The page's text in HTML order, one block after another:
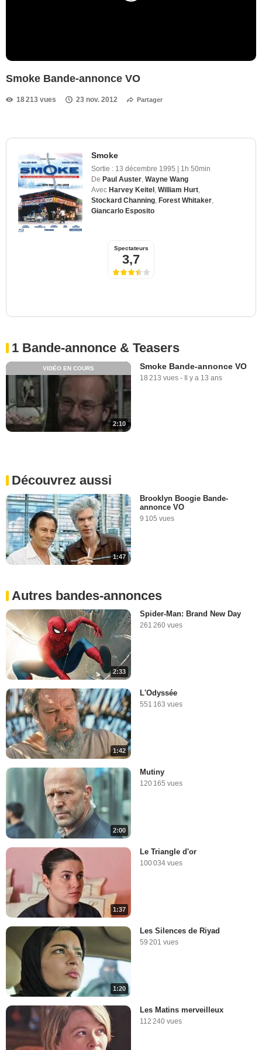
Smoke Bande-annonce VO
18 213 vues 23 nov. 2012 Partager
Smoke
Sortie : 13 décembre 1995 | 1h 50min
De Paul Auster Wayne Wang
Avec Harvey Keitel William Hurt
Stockard Channing Forest Whitaker
Giancarlo Esposito
Spectateurs
3,7
1 Bande-annonce & Teasers
2:10
VIDÉO EN COURS Smoke Bande-annonce VO
18 213 vues - Il y a 13 ans
Découvrez aussi
1:47
Brooklyn Boogie Bande-
annonce VO
9 105 vues
Autres bandes-annonces
2:33
Spider-Man: Brand New Day
261 260 vues
1:42
L'Odyssée
551 163 vues
2:00
Mutiny
120 165 vues
1:37
Le Triangle d'or
100 034 vues
1:20
Les Silences de Riyad
59 201 vues
Les Matins merveilleux
112 240 vues